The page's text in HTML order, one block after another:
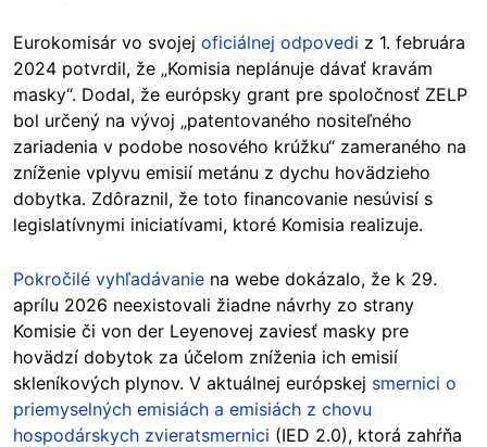
Eurokomisár vo svojej oficiálnej odpovedi z 1. februára
2024 potvrdil, že „Komisia neplánuje dávať kravám
masky“. Dodal, že európsky grant pre spoločnosť ZELP
bol určený na vývoj „patentovaného nositeľného
zariadenia v podobe nosového krúžku“ zameraného na
zníženie vplyvu emisií metánu z dychu hovädzieho
dobytka. Zdôraznil, že toto financovanie nesúvisí s
legislatívnymi iniciatívami, ktoré Komisia realizuje.
Pokročilé vyhľadávanie na webe dokázalo, že k 29.
aprílu 2026 neexistovali žiadne návrhy zo strany
Komisie či von der Leyenovej zaviesť masky pre
hovädzí dobytok za účelom zníženia ich emisií
skleníkových plynov. V aktuálnej európskej smernici o
priemyselných emisiách a emisiách z chovu
hospodárskych zvieratsmernici (IED 2.0), ktorá zahŕňa